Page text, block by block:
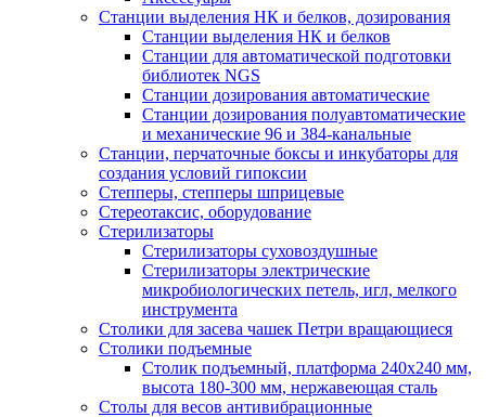
Станции выделения НК и белков, дозирования
Станции выделения НК и белков
Станции для автоматической подготовки
библиотек NGS
Станции дозирования автоматические
Станции дозирования полуавтоматические
и механические 96 и 384-канальные
Станции, перчаточные боксы и инкубаторы для
создания условий гипоксии
Степперы, степперы шприцевые
Стереотаксис, оборудование
Стерилизаторы
Стерилизаторы суховоздушные
Стерилизаторы электрические
микробиологических петель, игл, мелкого
инструмента
Столики для засева чашек Петри вращающиеся
Столики подъемные
Столик подъемный, платформа 240х240 мм,
высота 180-300 мм, нержавеющая сталь
Столы для весов антивибрационные